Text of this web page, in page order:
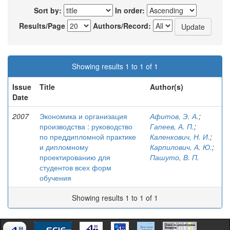
Sort by:
In order:
Results/Page
Authors/Record:
Showing results 1 to 1 of 1
Issue
Date
Title Author(s)
2007
Экономика и организация
производства : руководство
по преддипломной практике
и дипломному
проектированию для
студентов всех форм
обучения
Афитов, Э. А.;
Гапеев, А. П.;
Каленкович, Н. И.;
Карпилович, А. Ю.;
Пашуто, В. П.
Showing results 1 to 1 of 1